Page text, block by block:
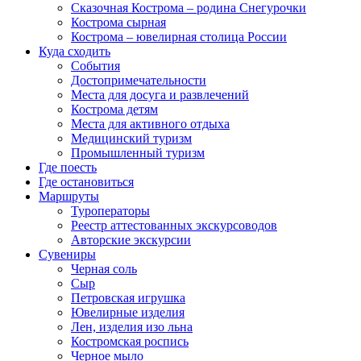
Сказочная Кострома – родина Снегурочки
Кострома сырная
Кострома – ювелирная столица России
Куда сходить
События
Достопримечательности
Места для досуга и развлечений
Кострома детям
Места для активного отдыха
Медицинский туризм
Промышленный туризм
Где поесть
Где остановиться
Маршруты
Туроператоры
Реестр аттестованных экскурсоводов
Авторские экскурсии
Сувениры
Черная соль
Сыр
Петровская игрушка
Ювелирные изделия
Лен, изделия изо льна
Костромская роспись
Черное мыло